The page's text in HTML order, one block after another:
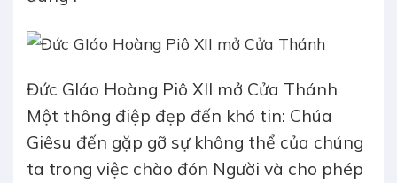
Đức GIáo Hoàng Piô XII mở Cửa Thánh
Một thông điệp đẹp đến khó tin: Chúa
Giêsu đến gặp gỡ sự không thể của chúng
ta trong việc chào đón Người và cho phép